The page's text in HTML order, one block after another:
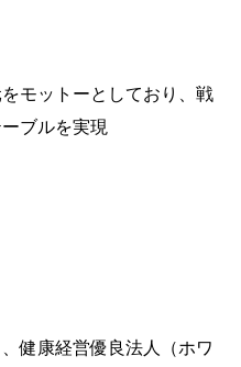
モットーとしており、戦
ブルを実現
健康経営優良法人（ホワ